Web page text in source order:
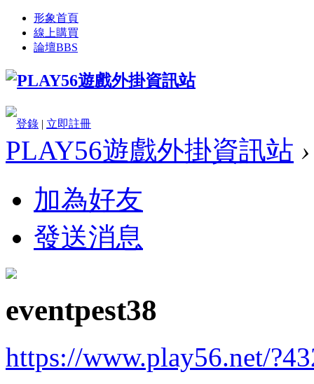
形象首頁
線上購買
論壇BBS
登錄 | 立即註冊
PLAY56遊戲外掛資訊站 ›
加為好友
發送消息
eventpest38
https://www.play56.net/